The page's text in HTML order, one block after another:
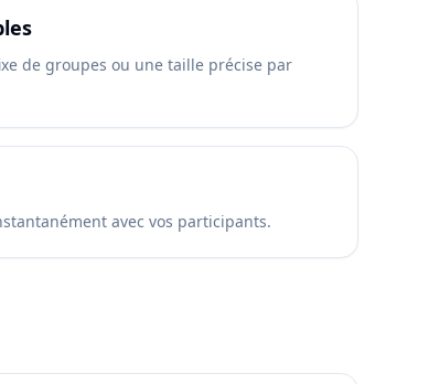
de groupes ou une taille précise par
avec vos participants.